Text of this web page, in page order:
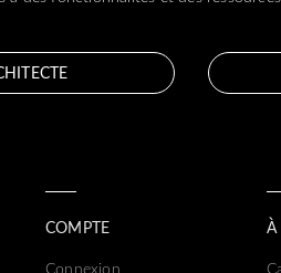
COMPTE
Connexion
À